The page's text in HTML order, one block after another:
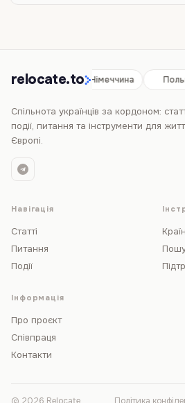
relocate.to
Іспанія Німеччина
Спільнота українців за кордоном:
події, питання та інструменти для
Європі.
Навігація
Статті
Питання
Події
Інформація
Про проєкт
Співпраця
Контакти